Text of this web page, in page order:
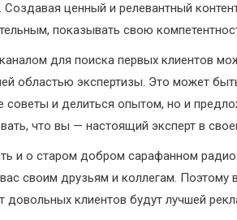
ценный и релевантный
показывать свою
для поиска первых клиентов
областью экспертизы. Это может
советы и делиться опытом, но и
что вы — настоящий эксперт в
и о старом добром сарафанном
своим друзьям и коллегам. Поэтому
довольных клиентов будут лучшей